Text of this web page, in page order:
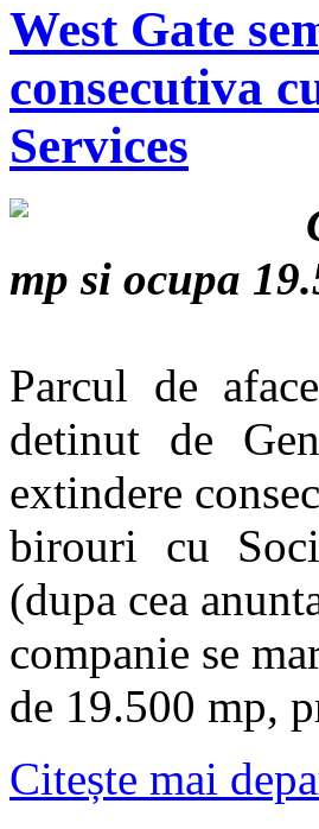
West Gate
consecutiva
Services
mp si ocupa
Parcul de
detinut de
extindere
birouri cu
(dupa cea
companie se
de 19.500 mp,
Citește mai